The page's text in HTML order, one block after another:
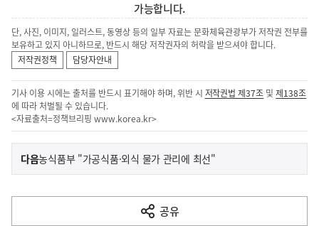
가능합니다.
단, 사진, 이미지, 일러스트, 동영상 등의 일부 자료는 문화체육관광부가 저작권 전부를
보유하고 있지 아니하므로, 반드시 해당 저작권자의 허락을 받으셔야 합니다.
저작권정책
담당자안내
기사 이용 시에는 출처를 반드시 표기해야 하며, 위반 시 저작권법 제37조 및제138조
에 따라 처벌될 수 있습니다.
<자료출처=정책브리핑 www.korea.kr>
이
전
다
음
다음기
사
농식품부 "가공식품·외식 물가 관리에 최선"
공유
열